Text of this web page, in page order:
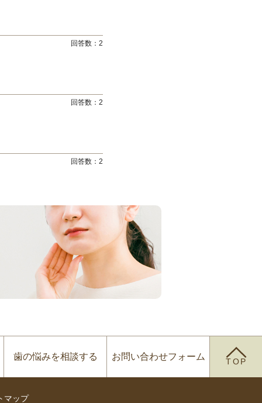
回答数： 2
回答数： 2
回答数： 2
TOP
歯の悩みを相談する お問い合わせフォーム
マップ